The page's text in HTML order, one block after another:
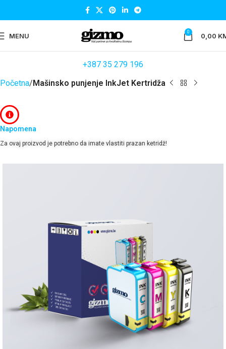
MENU 0 0,00
+387 35 279 196
Početna Mašinsko punjenje InkJet Kertridža
Napomena
Za ovaj proizvod je potrebno da imate vlastiti prazan ketridž!